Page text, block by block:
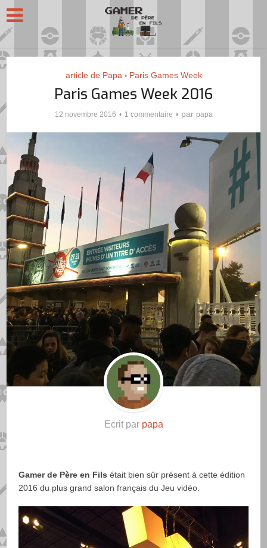
article de Papa • Paris Games Week
Paris Games Week 2016
12 novembre 2016 1 commentaire par papa
Ecrit par papa
Gamer de Père en Fils était bien sûr présent à cette édition
2016 du plus grand salon français du Jeu vidéo.